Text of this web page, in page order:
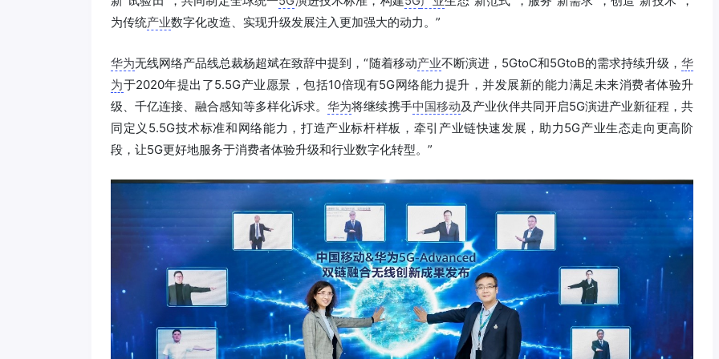
为传统产业数字化改造、实现升级发展注入更加强大的动力。”
华为无线网络产品线总裁杨超斌在致辞中提到，“随着移动产业不断演进，5GtoC和5GtoB的需求持续升级，华
为于2020年提出了5.5G产业愿景，包括10倍现有5G网络能力提升，并发展新的能力满足未来消费者体验升
级、千亿连接、融合感知等多样化诉求。华为将继续携手中国移动及产业伙伴共同开启5G演进产业新征程，共
同定义5.5G技术标准和网络能力，打造产业标杆样板，牵引产业链快速发展，助力5G产业生态走向更高阶
段，让5G更好地服务于消费者体验升级和行业数字化转型。”